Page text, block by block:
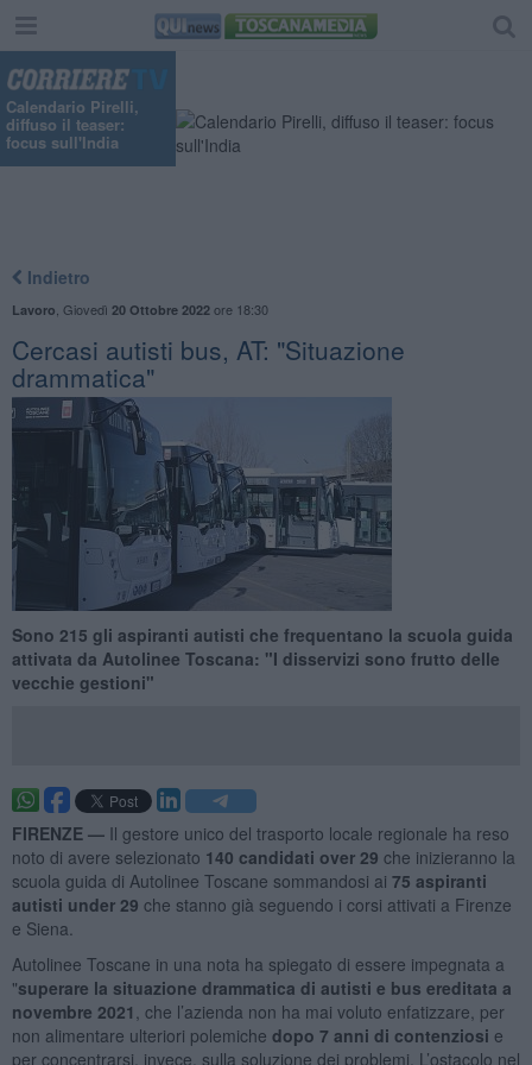
Calendario Pirelli,
diffuso il teaser:
focus sull'India
Indietro
Lavoro Giovedì 20 Ottobre 2022ore 18:30
Cercasi autisti bus, AT: "Situazione
drammatica"
Sono 215 gli aspiranti autisti che frequentano la scuola guida
attivata da Autolinee Toscana: "I disservizi sono frutto delle
vecchie gestioni"
FIRENZE — Il gestore unico del trasporto locale regionale ha reso
noto di avere selezionato 140 candidati over 29 che inizieranno la
scuola guida di Autolinee Toscane sommandosi ai 75 aspiranti
autisti under 29 che stanno già seguendo i corsi attivati a Firenze
e Siena.
Autolinee Toscane in una nota ha spiegato di essere impegnata a
"superare la situazione drammatica di autisti e bus ereditata a
novembre 2021 , che l’azienda non ha mai voluto enfatizzare, per
non alimentare ulteriori polemiche dopo 7 anni di contenziosi e
per concentrarsi, invece, sulla soluzione dei problemi. L’ostacolo nel